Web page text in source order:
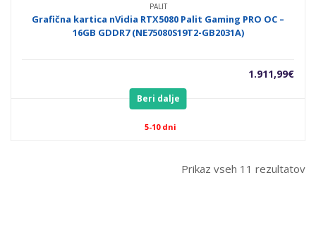
PALIT
Grafična kartica nVidia RTX5080 Palit Gaming PRO OC –
16GB GDDR7 (NE75080S19T2-GB2031A)
1.911,99€
Beri dalje
5-10 dni
Prikaz vseh 11 rezultatov